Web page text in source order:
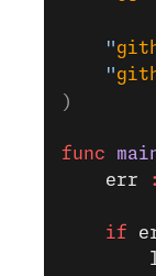
	"
	"
)
func
	err
	if